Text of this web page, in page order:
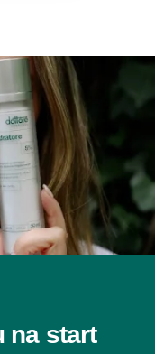
na start